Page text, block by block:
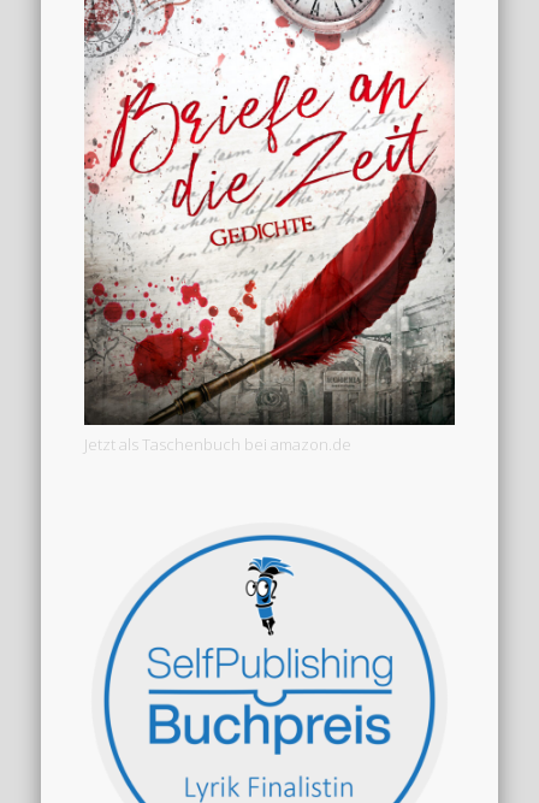
Jetzt als Taschenbuch bei amazon.de